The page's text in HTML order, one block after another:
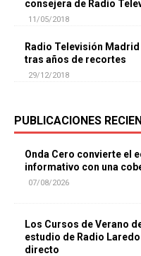
consejera de Radio
11/05/2018
Radio Televisión
tras años de recortes
29/12/2018
PUBLICACIONES
Onda Cero convierte el
informativo con una
07/08/2026
Los Cursos de Verano
estudio de Radio
directo